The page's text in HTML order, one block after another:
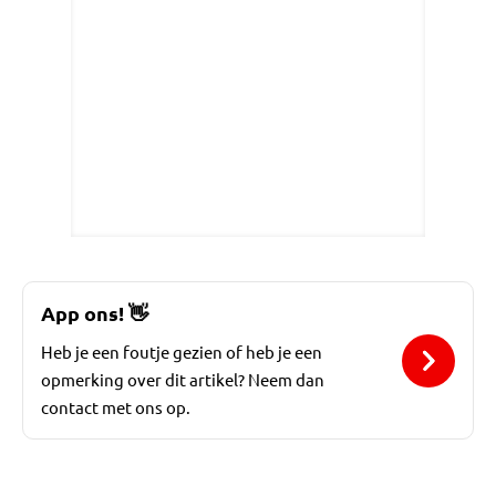
App ons!👋
Heb je een foutje gezien of heb je een
opmerking over dit artikel? Neem dan
contact met ons op.